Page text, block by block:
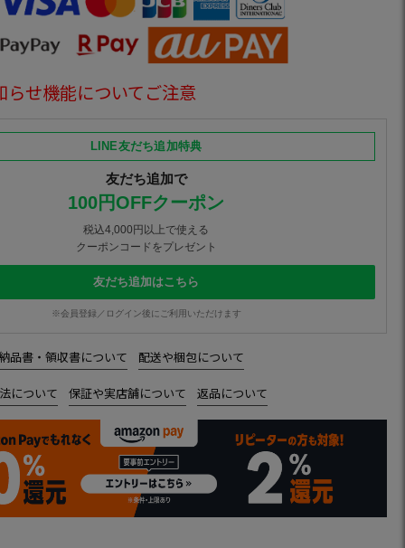
せ機能についてご注意
LINE友だち追加特典
友だち追加で
100円OFFクーポン
税込4,000円以上で使える
クーポンコードをプレゼント
友だち追加はこちら
※会員登録／ログイン後にご利用いただけます
品書・領収書について 配送や梱包について
について 保証や実店舗について 返品について